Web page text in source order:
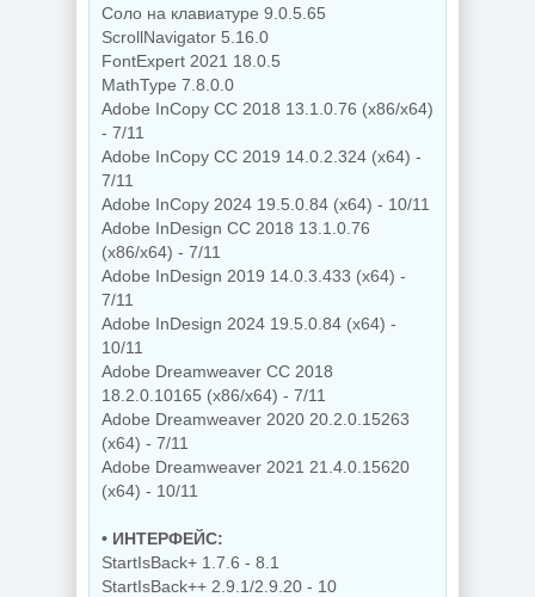
Соло на клавиатуре 9.0.5.65
ScrollNavigator 5.16.0
FontExpert 2021 18.0.5
MathType 7.8.0.0
Adobe InCopy CC 2018 13.1.0.76 (x86/x64)
- 7/11
Adobe InCopy CC 2019 14.0.2.324 (x64) -
7/11
Adobe InCopy 2024 19.5.0.84 (x64) - 10/11
Adobe InDesign CC 2018 13.1.0.76
(x86/x64) - 7/11
Adobe InDesign 2019 14.0.3.433 (x64) -
7/11
Adobe InDesign 2024 19.5.0.84 (x64) -
10/11
Adobe Dreamweaver CC 2018
18.2.0.10165 (x86/x64) - 7/11
Adobe Dreamweaver 2020 20.2.0.15263
(x64) - 7/11
Adobe Dreamweaver 2021 21.4.0.15620
(x64) - 10/11
• ИНТЕРФЕЙС:
StartIsBack+ 1.7.6 - 8.1
StartIsBack++ 2.9.1/2.9.20 - 10